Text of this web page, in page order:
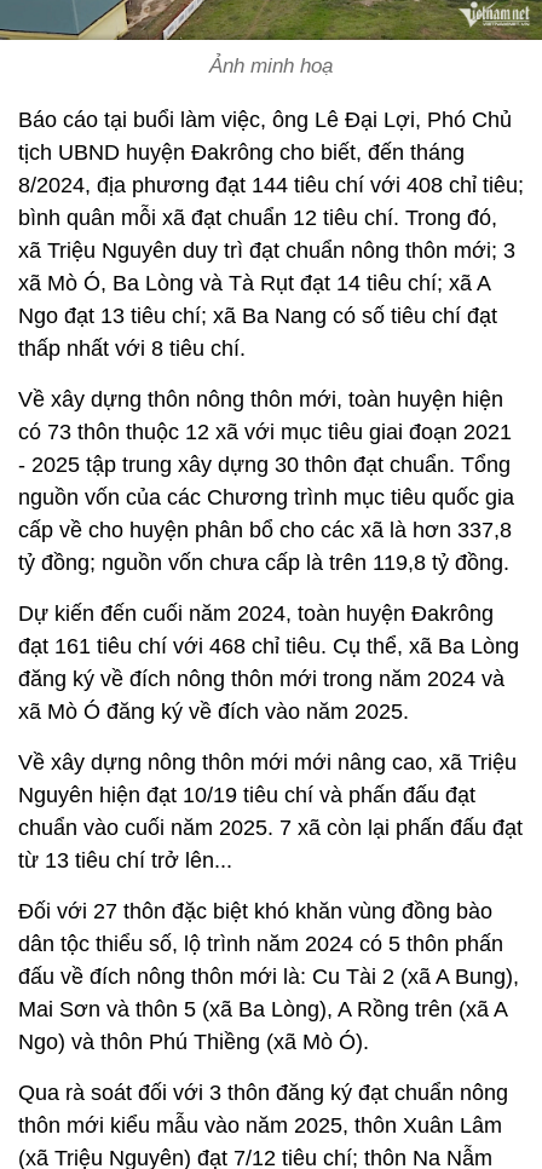
Ảnh minh hoạ
Báo cáo tại buổi làm việc, ông Lê Đại Lợi, Phó Chủ
tịch UBND huyện Đakrông cho biết, đến tháng
8/2024, địa phương đạt 144 tiêu chí với 408 chỉ tiêu;
bình quân mỗi xã đạt chuẩn 12 tiêu chí. Trong đó,
xã Triệu Nguyên duy trì đạt chuẩn nông thôn mới; 3
xã Mò Ó, Ba Lòng và Tà Rụt đạt 14 tiêu chí; xã A
Ngo đạt 13 tiêu chí; xã Ba Nang có số tiêu chí đạt
thấp nhất với 8 tiêu chí.
Về xây dựng thôn nông thôn mới, toàn huyện hiện
có 73 thôn thuộc 12 xã với mục tiêu giai đoạn 2021
- 2025 tập trung xây dựng 30 thôn đạt chuẩn. Tổng
nguồn vốn của các Chương trình mục tiêu quốc gia
cấp về cho huyện phân bổ cho các xã là hơn 337,8
tỷ đồng; nguồn vốn chưa cấp là trên 119,8 tỷ đồng.
Dự kiến đến cuối năm 2024, toàn huyện Đakrông
đạt 161 tiêu chí với 468 chỉ tiêu. Cụ thể, xã Ba Lòng
đăng ký về đích nông thôn mới trong năm 2024 và
xã Mò Ó đăng ký về đích vào năm 2025.
Về xây dựng nông thôn mới mới nâng cao, xã Triệu
Nguyên hiện đạt 10/19 tiêu chí và phấn đấu đạt
chuẩn vào cuối năm 2025. 7 xã còn lại phấn đấu đạt
từ 13 tiêu chí trở lên...
Đối với 27 thôn đặc biệt khó khăn vùng đồng bào
dân tộc thiểu số, lộ trình năm 2024 có 5 thôn phấn
đấu về đích nông thôn mới là: Cu Tài 2 (xã A Bung),
Mai Sơn và thôn 5 (xã Ba Lòng), A Rồng trên (xã A
Ngo) và thôn Phú Thiềng (xã Mò Ó).
Qua rà soát đối với 3 thôn đăng ký đạt chuẩn nông
thôn mới kiểu mẫu vào năm 2025, thôn Xuân Lâm
(xã Triệu Nguyên) đạt 7/12 tiêu chí; thôn Na Nẫm